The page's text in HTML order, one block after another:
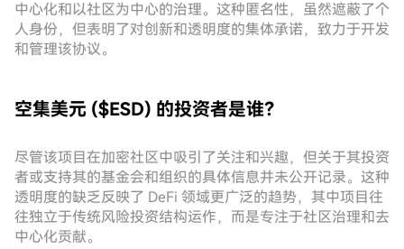
中心化和以社区为中心的治理。这种匿名性，虽然遮蔽了个
人身份，但表明了对创新和透明度的集体承诺，致力于开发
和管理该协议。
空集美元 ($ESD) 的投资者是谁？
尽管该项目在加密社区中吸引了关注和兴趣，但关于其投资
者或支持其的基金会和组织的具体信息并未公开记录。这种
透明度的缺乏反映了 DeFi 领域更广泛的趋势，其中项目往
往独立于传统风险投资结构运作，而是专注于社区治理和去
中心化贡献。